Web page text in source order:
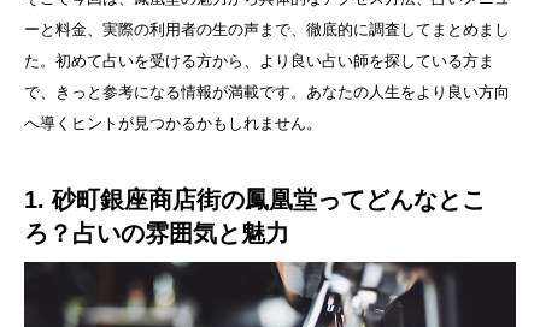
ーと料金、実際の利用者の生の声まで、徹底的に調査してまとめまし
た。初めて占いを受ける方から、より良い占い師を探している方ま
で、きっと参考になる情報が満載です。あなたの人生をより良い方向
へ導くヒントが見つかるかもしれません。
1. 砂町銀座商店街の鳳凰堂ってどんなとこ
ろ？占いの雰囲気と魅力